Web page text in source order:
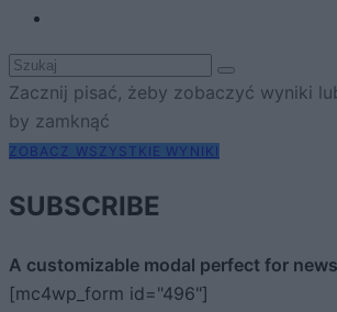
Zacznij pisać, żeby zobaczyć wyniki
by zamknąć
ZOBACZ WSZYSTKIE WYNIKI
SUBSCRIBE
A customizable modal perfect for
[mc4wp_form id="496"]